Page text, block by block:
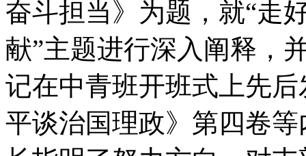
奋斗担当》为题，就“走
献”主题进行深入阐释，
记在中青班开班式上先
平谈治国理政》第四卷